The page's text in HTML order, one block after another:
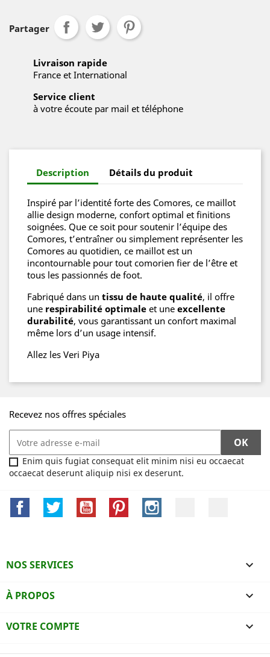
Partager
Livraison rapide
France et International
Service client
à votre écoute par mail et téléphone
Description Détails du produit
Inspiré par l’identité forte des Comores, ce maillot
allie design moderne, confort optimal et finitions
soignées. Que ce soit pour soutenir l’équipe des
Comores, t’entraîner ou simplement représenter les
Comores au quotidien, ce maillot est un
incontournable pour tout comorien fier de l’être et
tous les passionnés de foot.
Fabriqué dans un tissu de haute qualité, il offre
une respirabilité optimale et une excellente
durabilité, vous garantissant un confort maximal
même lors d’un usage intensif.
Allez les Veri Piya
Recevez nos offres spéciales
Enim quis fugiat consequat elit minim nisi eu occaecat
occaecat deserunt aliquip nisi ex deserunt.
FacebookTwitter YouTube Pinterest
NOS SERVICES 
À PROPOS 
VOTRE COMPTE 